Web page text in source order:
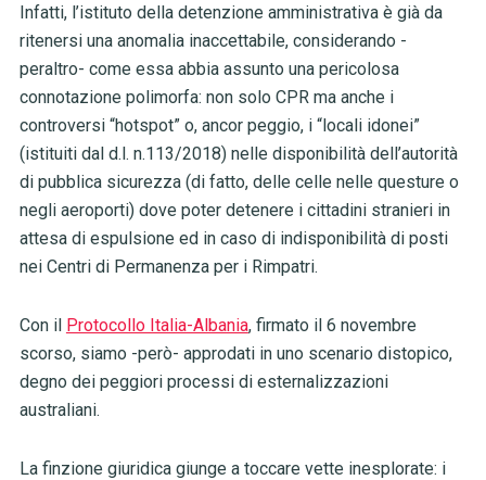
Infatti, l’istituto della detenzione amministrativa è già da
ritenersi una anomalia inaccettabile, considerando -
peraltro- come essa abbia assunto una pericolosa
connotazione polimorfa: non solo CPR ma anche i
controversi “hotspot” o, ancor peggio, i “locali idonei”
(istituiti dal d.l. n.113/2018) nelle disponibilità dell’autorità
di pubblica sicurezza (di fatto, delle celle nelle questure o
negli aeroporti) dove poter detenere i cittadini stranieri in
attesa di espulsione ed in caso di indisponibilità di posti
nei Centri di Permanenza per i Rimpatri.
Con il Protocollo Italia-Albania, firmato il 6 novembre
scorso, siamo -però- approdati in uno scenario distopico,
degno dei peggiori processi di esternalizzazioni
australiani.
La finzione giuridica giunge a toccare vette inesplorate: i